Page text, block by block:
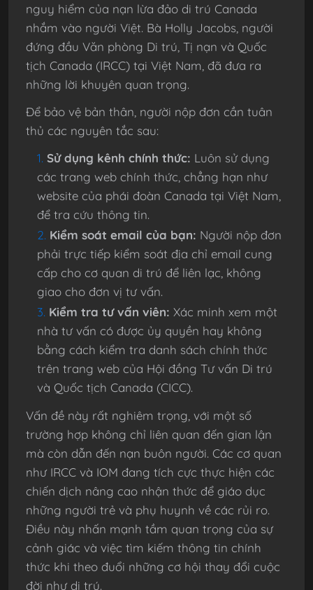
nguy hiểm của nạn lừa đảo di trú Canada
nhắm vào người Việt. Bà Holly Jacobs, người
đứng đầu Văn phòng Di trú, Tị nạn và Quốc
tịch Canada (IRCC) tại Việt Nam, đã đưa ra
những lời khuyên quan trọng.
Để bảo vệ bản thân, người nộp đơn cần tuân
thủ các nguyên tắc sau:
Sử dụng kênh chính thức: Luôn sử dụng
các trang web chính thức, chẳng hạn như
website của phái đoàn Canada tại Việt Nam,
để tra cứu thông tin.
Kiểm soát email của bạn: Người nộp đơn
phải trực tiếp kiểm soát địa chỉ email cung
cấp cho cơ quan di trú để liên lạc, không
giao cho đơn vị tư vấn.
Kiểm tra tư vấn viên: Xác minh xem một
nhà tư vấn có được ủy quyền hay không
bằng cách kiểm tra danh sách chính thức
trên trang web của Hội đồng Tư vấn Di trú
và Quốc tịch Canada (CICC).
Vấn đề này rất nghiêm trọng, với một số
trường hợp không chỉ liên quan đến gian lận
mà còn dẫn đến nạn buôn người. Các cơ quan
như IRCC và IOM đang tích cực thực hiện các
chiến dịch nâng cao nhận thức để giáo dục
những người trẻ và phụ huynh về các rủi ro.
Điều này nhấn mạnh tầm quan trọng của sự
cảnh giác và việc tìm kiếm thông tin chính
thức khi theo đuổi những cơ hội thay đổi cuộc
đời như di trú.